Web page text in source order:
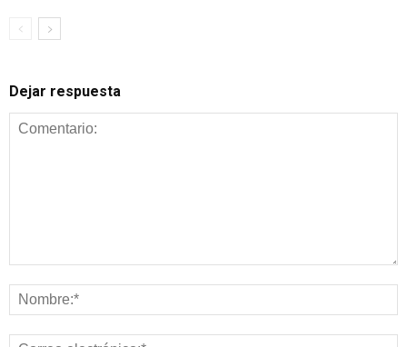
Dejar respuesta